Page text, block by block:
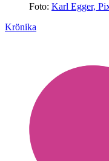
Foto: Karl Egger,
Krönika